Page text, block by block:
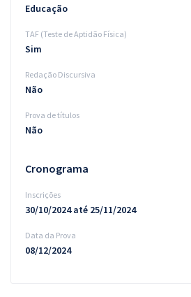
Educação
TAF (Teste de Aptidão Física)
Sim
Redação Discursiva
Não
Prova de títulos
Não
Cronograma
Inscrições
30/10/2024 até 25/11/2024
Data da Prova
08/12/2024